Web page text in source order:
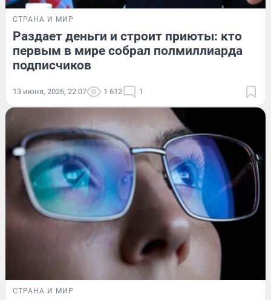
СТРАНА И МИР
Раздает деньги и строит приюты: кто
первым в мире собрал полмиллиарда
подписчиков
13 июня, 2026, 22:07 1 612 1
СТРАНА И МИР